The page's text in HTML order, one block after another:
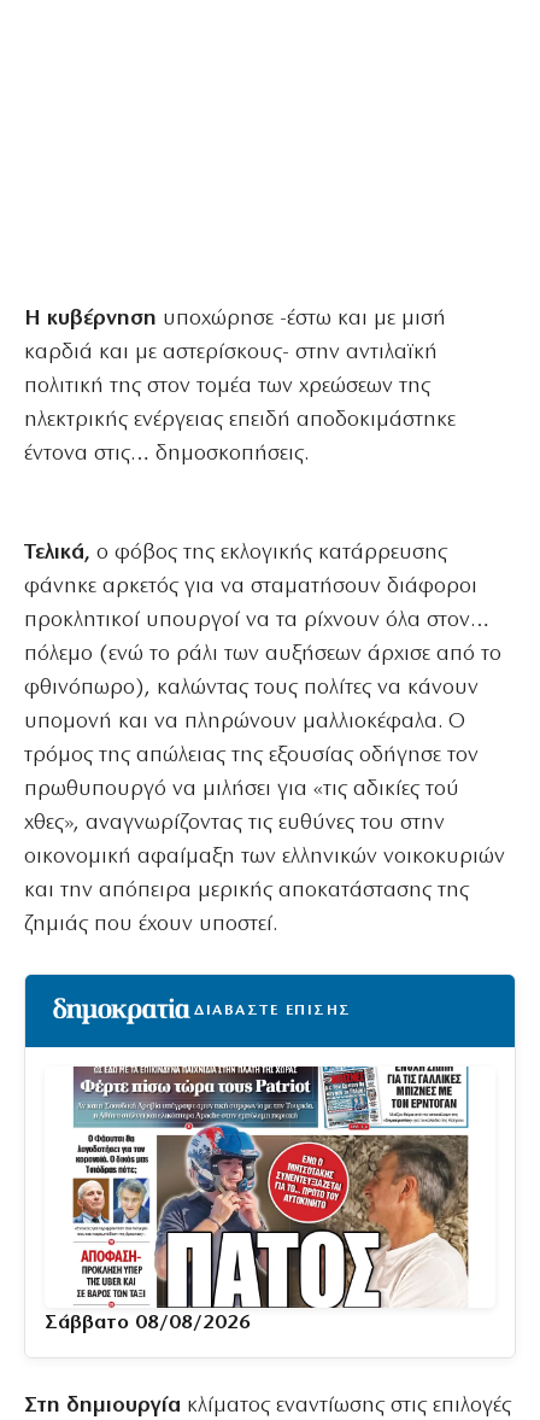
Η κυβέρνηση υποχώρησε -έστω και με μισή
καρδιά και με αστερίσκους- στην αντιλαϊκή
πολιτική της στον τομέα των χρεώσεων της
ηλεκτρικής ενέργειας επειδή αποδοκιμάστηκε
έντονα στις… δημοσκοπήσεις.
Τελικά, ο φόβος της εκλογικής κατάρρευσης
φάνηκε αρκετός για να σταματήσουν διάφοροι
προκλητικοί υπουργοί να τα ρίχνουν όλα στον…
πόλεμο (ενώ το ράλι των αυξήσεων άρχισε από το
φθινόπωρο), καλώντας τους πολίτες να κάνουν
υπομονή και να πληρώνουν μαλλιοκέφαλα. Ο
τρόμος της απώλειας της εξουσίας οδήγησε τον
πρωθυπουργό να μιλήσει για «τις αδικίες τού
χθες», αναγνωρίζοντας τις ευθύνες του στην
οικονομική αφαίμαξη των ελληνικών νοικοκυριών
και την απόπειρα μερικής αποκατάστασης της
ζημιάς που έχουν υποστεί.
ΔΙΑΒΑΣΤΕ ΕΠΙΣΗΣ
Σάββατο 08/08/2026
Στη δημιουργία κλίματος εναντίωσης στις επιλογές